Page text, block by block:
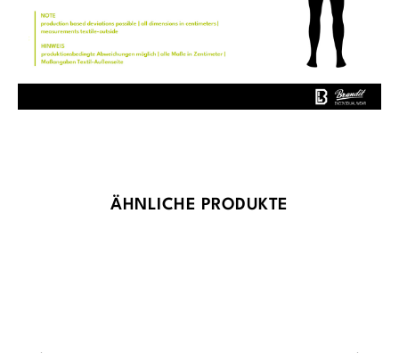
Produktgalerie überspringen
ÄHNLICHE PRODUKTE